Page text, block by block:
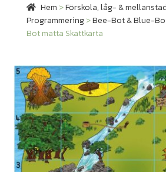
Hem >Förskola, låg- &
Programmering>Bee-Bot & Blue-
Bot matta Skattkarta